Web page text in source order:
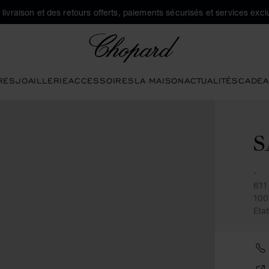
livraison et des retours offerts, paiements sécurisés et services
JOAILLERIEACCESSOIRESLA MAISONACTUALITÉS
-